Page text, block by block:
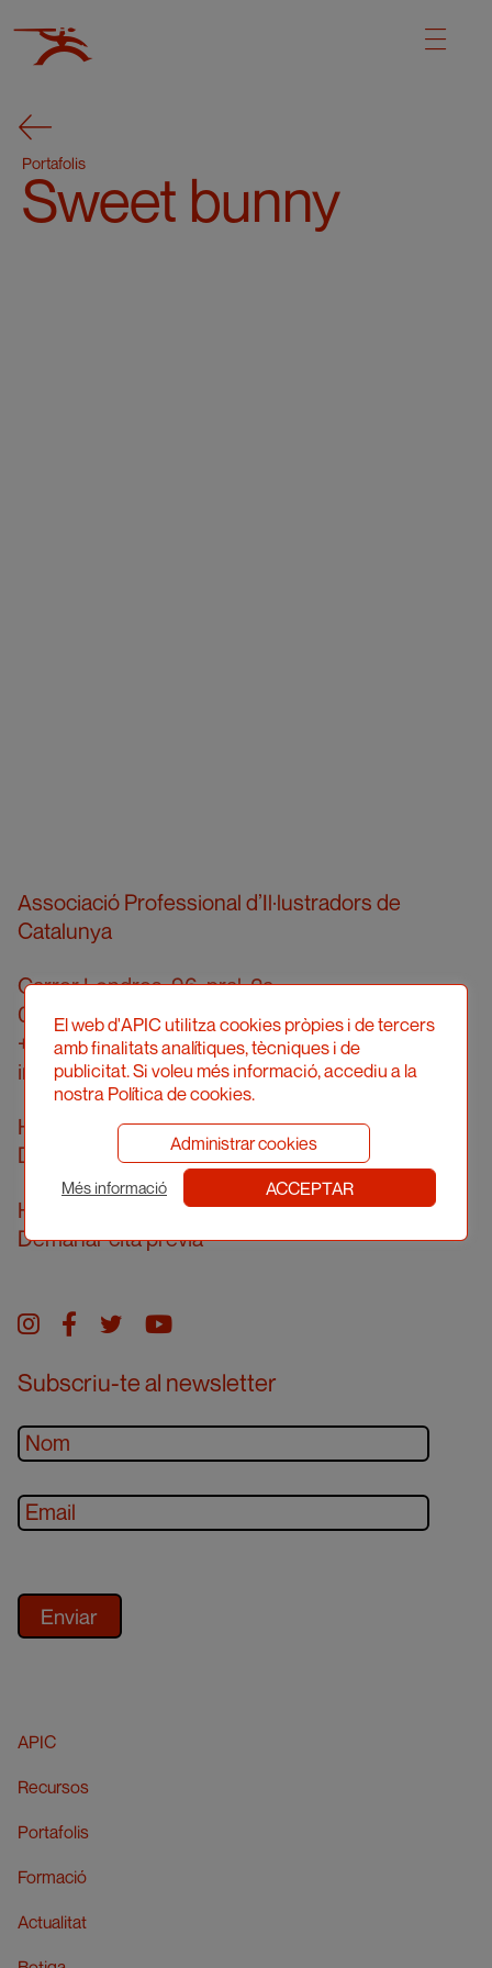
Portafolis
Sweet bunny
Associació Professional d’Il·lustradors de
Catalunya
Carrer Londres, 96, pral. 2a
08036 Barcelona
+34 934 161 474
info@apic.cat
Horari d’atenció telefònica
De dilluns a divendres de 10 a 14h
Horari d’atenció presencial
Demanar cita prèvia
Instagram
facebook
twitteryoutube
Subscriu-te al newsletter
APIC
Recursos
Portafolis
Formació
Actualitat
El web d'APIC utilitza cookies pròpies i de tercers
amb finalitats analítiques, tècniques i de
publicitat. Si voleu més informació, accediu a la
nostra Política de cookies.
Administrar cookies
Més informació ACCEPTAR